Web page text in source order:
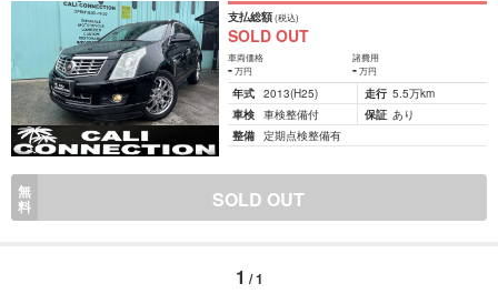
支払総額(税込)
SOLD OUT
車両価格
-万円
諸費用
- 万円
年式 2013(H25) 走行 5.5万km
車検 車検整備付 保証 あり
整備 定期点検整備有
無
料 SOLD OUT
1 / 1